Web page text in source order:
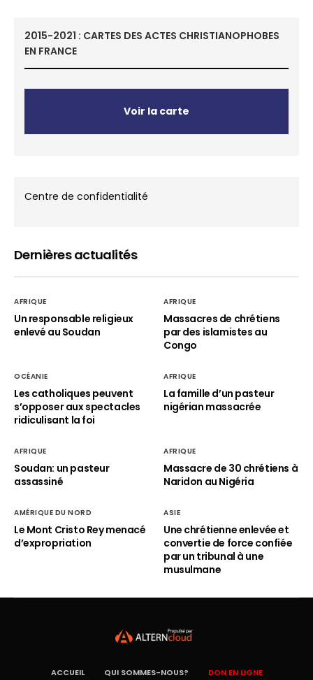
2015-2021 : CARTES DES ACTES CHRISTIANOPHOBES
EN FRANCE
Voir la carte
Centre de confidentialité
Dernières actualités
AFRIQUE
Un responsable religieux
enlevé au Soudan
AFRIQUE
Massacres de chrétiens
par des islamistes au
Congo
OCÉANIE
Les catholiques peuvent
s’opposer aux spectacles
ridiculisant la foi
AFRIQUE
La famille d’un pasteur
nigérian massacrée
AFRIQUE
Soudan: un pasteur
assassiné
AFRIQUE
Massacre de 30 chrétiens à
Naridon au Nigéria
AMÉRIQUE DU NORD
Le Mont Cristo Rey menacé
d’expropriation
ASIE
Une chrétienne enlevée et
convertie de force confiée
par un tribunal à une
musulmane
ACCUEIL QUI SOMMES-NOUS? DON EN LIGNE